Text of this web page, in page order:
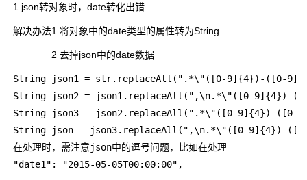
1 json转对象时，date转化出错
解决办法1 将对象中的date类型的属性转为String
2 去掉json中的date数据
String json1 = str.replaceAll(".*\"([0-9]{4})-([0-
String json2 = json1.replaceAll(",\n.*\"([0-
String json3 = json2.replaceAll(".*\"([0-9]{4})-
String json = json3.replaceAll(",\n.*\"([0-9]{4})-
在处理时，需注意json中的逗号问题，比如在处理
"date1": "2015-05-05T00:00:00",